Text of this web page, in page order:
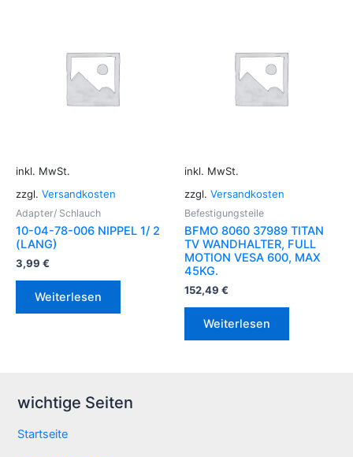
inkl. MwSt.
zzgl. Versandkosten
Adapter/ Schlauch
10-04-78-006 NIPPEL 1/ 2
(LANG)
3,99 €
Weiterlesen
inkl. MwSt.
zzgl. Versandkosten
Befestigungsteile
BFMO 8060 37989 TITAN
TV WANDHALTER, FULL
MOTION VESA 600, MAX
45KG.
152,49 €
Weiterlesen
wichtige Seiten
Startseite